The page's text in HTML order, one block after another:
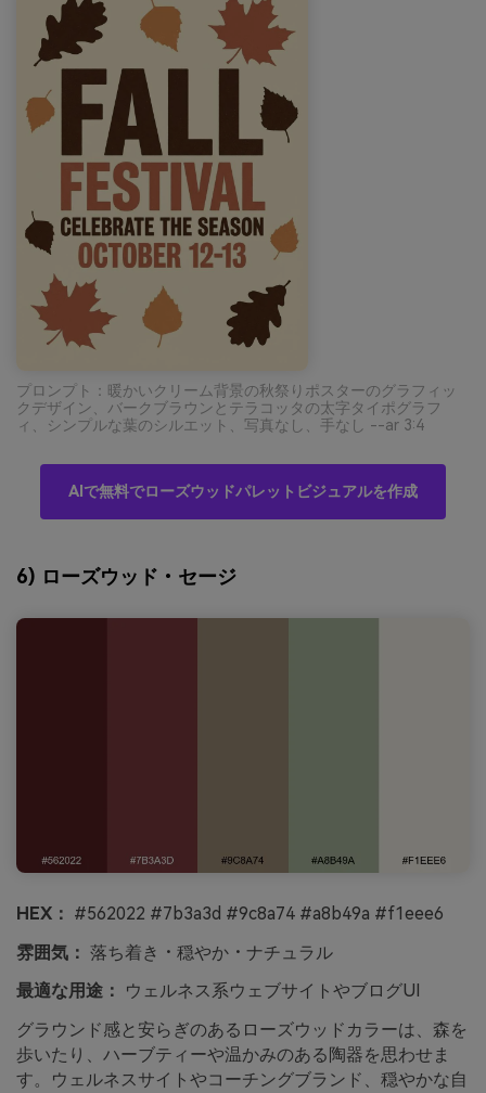
プロンプト：暖かいクリーム背景の秋祭りポスターのグラフィッ
クデザイン、バークブラウンとテラコッタの太字タイポグラフ
ィ、シンプルな葉のシルエット、写真なし、手なし --ar 3:4
AIで無料でローズウッドパレットビジュアルを作成
6) ローズウッド・セージ
HEX： #562022 #7b3a3d #9c8a74 #a8b49a #f1eee6
雰囲気： 落ち着き・穏やか・ナチュラル
最適な用途：
ウェルネス系ウェブサイトやブログUI
グラウンド感と安らぎのあるローズウッドカラーは、森を
歩いたり、ハーブティーや温かみのある陶器を思わせま
す。ウェルネスサイトやコーチングブランド、穏やかな自